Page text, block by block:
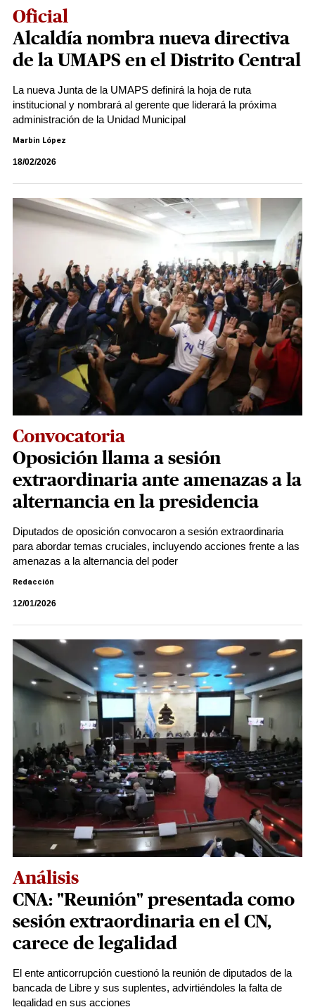
Oficial
Alcaldía nombra nueva directiva
de la UMAPS en el Distrito Central
La nueva Junta de la UMAPS definirá la hoja de ruta
institucional y nombrará al gerente que liderará la próxima
administración de la Unidad Municipal
Marbin López
18/02/2026
Convocatoria
Oposición llama a sesión
extraordinaria ante amenazas a la
alternancia en la presidencia
Diputados de oposición convocaron a sesión extraordinaria
para abordar temas cruciales, incluyendo acciones frente a las
amenazas a la alternancia del poder
Redacción
12/01/2026
Análisis
CNA: "Reunión" presentada como
sesión extraordinaria en el CN,
carece de legalidad
El ente anticorrupción cuestionó la reunión de diputados de la
bancada de Libre y sus suplentes, advirtiéndoles la falta de
legalidad en sus acciones